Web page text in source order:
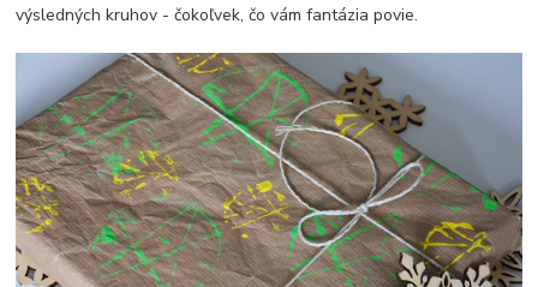
výsledných kruhov - čokoľvek, čo vám fantázia povie.